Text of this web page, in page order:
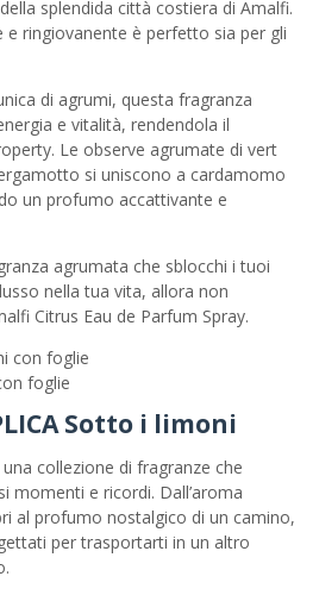
splendida città costiera di Amalfi.
ringiovanente è perfetto sia per gli
di agrumi, questa fragranza
e vitalità, rendendola il
Le observe agrumate di vert
si uniscono a cardamomo
un profumo accattivante e
agrumata che sblocchi i tuoi
nella tua vita, allora non
Citrus Eau de Parfum Spray.
foglie
Sotto i limoni
collezione di fragranze che
momenti e ricordi. Dall’aroma
al profumo nostalgico di un camino,
per trasportarti in un altro